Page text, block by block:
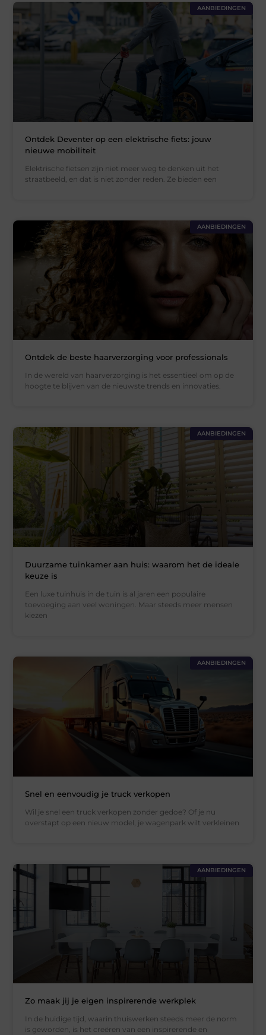
AANBIEDINGEN
Ontdek Deventer op een elektrische fiets: jouw
nieuwe mobiliteit
Elektrische fietsen zijn niet meer weg te denken uit het
straatbeeld, en dat is niet zonder reden. Ze bieden een
AANBIEDINGEN
Ontdek de beste haarverzorging voor professionals
In de wereld van haarverzorging is het essentieel om op de
hoogte te blijven van de nieuwste trends en innovaties.
AANBIEDINGEN
Duurzame tuinkamer aan huis: waarom het de ideale
keuze is
Een luxe tuinhuis in de tuin is al jaren een populaire
toevoeging aan veel woningen. Maar steeds meer mensen
kiezen
AANBIEDINGEN
Snel en eenvoudig je truck verkopen
Wil je snel een truck verkopen zonder gedoe? Of je nu
overstapt op een nieuw model, je wagenpark wilt verkleinen
AANBIEDINGEN
Zo maak jij je eigen inspirerende werkplek
In de huidige tijd, waarin thuiswerken steeds meer de norm
is geworden, is het creëren van een inspirerende en